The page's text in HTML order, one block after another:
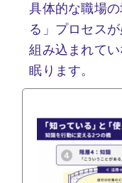
具体的な職場
る」プロセス
組み込まれて
眠ります。